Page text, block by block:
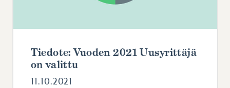
Tiedote: Vuoden 2021 Uusyrittäjä
on valittu
11.10.2021